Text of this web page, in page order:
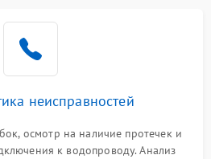
неисправностей
осмотр на наличие протечек и
к водопроводу. Анализ